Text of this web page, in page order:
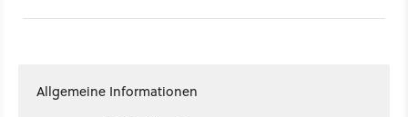
Allgemeine Informationen